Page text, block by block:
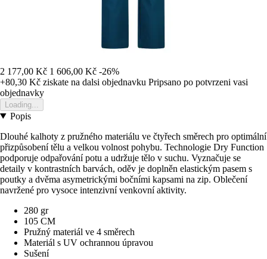
2 177,00 Kč 1 606,00 Kč -26%
+80,30 Kč ziskate na dalsi objednavku Pripsano po potvrzeni vasi
objednavky
Loading...
Popis
Dlouhé kalhoty z pružného materiálu ve čtyřech směrech pro optimální
přizpůsobení tělu a velkou volnost pohybu. Technologie Dry Function
podporuje odpařování potu a udržuje tělo v suchu. Vyznačuje se
detaily v kontrastních barvách, oděv je doplněn elastickým pasem s
poutky a dvěma asymetrickými bočními kapsami na zip. Oblečení
navržené pro vysoce intenzivní venkovní aktivity.
280 gr
105 CM
Pružný materiál ve 4 směrech
Materiál s UV ochrannou úpravou
Sušení